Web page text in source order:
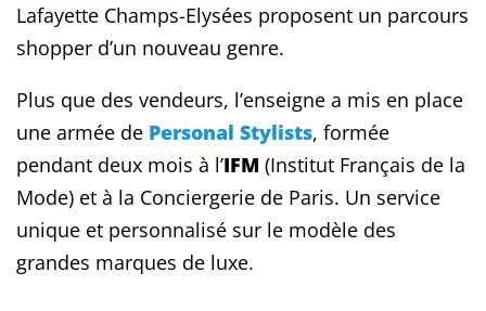
Lafayette Champs-Elysées proposent un parcours
shopper d’un nouveau genre.
Plus que des vendeurs, l’enseigne a mis en place
une armée de Personal Stylists, formée
pendant deux mois à l’IFM (Institut Français de la
Mode) et à la Conciergerie de Paris. Un service
unique et personnalisé sur le modèle des
grandes marques de luxe.